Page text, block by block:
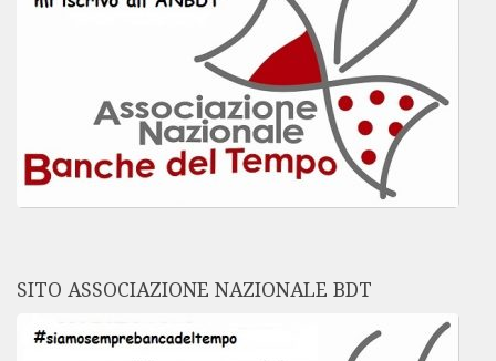
SITO ASSOCIAZIONE NAZIONALE BDT